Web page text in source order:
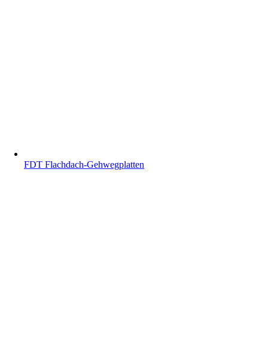
FDT Flachdach-Gehwegplatten